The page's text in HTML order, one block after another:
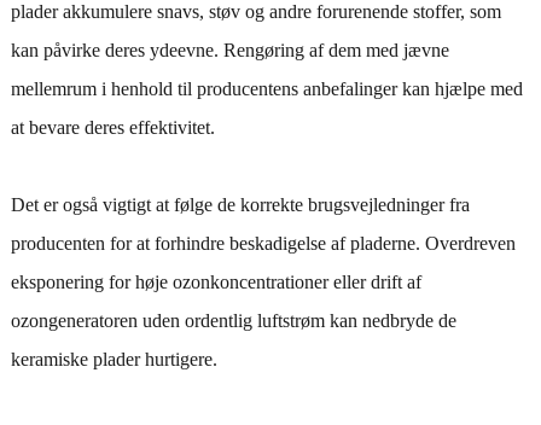
plader akkumulere snavs, støv og andre forurenende stoffer, som
kan påvirke deres ydeevne. Rengøring af dem med jævne
mellemrum i henhold til producentens anbefalinger kan hjælpe med
at bevare deres effektivitet.
Det er også vigtigt at følge de korrekte brugsvejledninger fra
producenten for at forhindre beskadigelse af pladerne. Overdreven
eksponering for høje ozonkoncentrationer eller drift af
ozongeneratoren uden ordentlig luftstrøm kan nedbryde de
keramiske plader hurtigere.